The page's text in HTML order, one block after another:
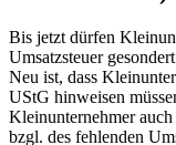
Bis jetzt dürfen
Umsatzsteuer
Neu ist, dass
UStG hinweisen
Kleinunternehmer
bzgl. des fehlenden